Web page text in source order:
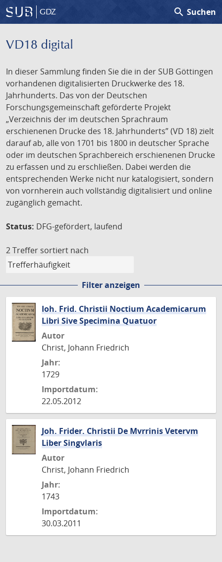
GDZ search Suchen
VD18 digital
In dieser Sammlung finden Sie die in der SUB Göttingen
vorhandenen digitalisierten Druckwerke des 18.
Jahrhunderts. Das von der Deutschen
Forschungsgemeinschaft geförderte Projekt
„Verzeichnis der im deutschen Sprachraum
erschienenen Drucke des 18. Jahrhunderts” (VD 18) zielt
darauf ab, alle von 1701 bis 1800 in deutscher Sprache
oder im deutschen Sprachbereich erschienenen Drucke
zu erfassen und zu erschließen. Dabei werden die
entsprechenden Werke nicht nur katalogisiert, sondern
von vornherein auch vollständig digitalisiert und online
zugänglich gemacht.
Status: DFG-gefördert, laufend
2 Treffer sortiert nach
Filter anzeigen
Ioh. Frid. Christii Noctium Academicarum
Libri Sive Specimina Quatuor
Autor
Christ, Johann Friedrich
Jahr:
1729
Importdatum:
22.05.2012
Joh. Frider. Christii De Mvrrinis Vetervm
Liber Singvlaris
Autor
Christ, Johann Friedrich
Jahr:
1743
Importdatum:
30.03.2011